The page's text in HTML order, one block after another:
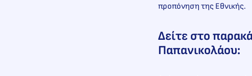
προπόνηση της Εθνικής.
Δείτε στο
Παπανικολάου: